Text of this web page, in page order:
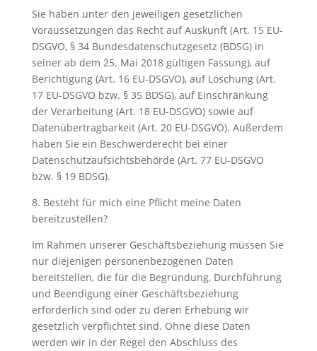
Sie haben unter den jeweiligen gesetzlichen
Voraussetzungen das Recht auf Auskunft (Art. 15 EU-
DSGVO, § 34 Bundesdatenschutzgesetz (BDSG) in
seiner ab dem 25. Mai 2018 gültigen Fassung), auf
Berichtigung (Art. 16 EU-DSGVO), auf Löschung (Art.
17 EU-DSGVO bzw. § 35 BDSG), auf Einschränkung
der Verarbeitung (Art. 18 EU-DSGVO) sowie auf
Datenübertragbarkeit (Art. 20 EU-DSGVO). Außerdem
haben Sie ein Beschwerderecht bei einer
Datenschutzaufsichtsbehörde (Art. 77 EU-DSGVO
bzw. § 19 BDSG).
8. Besteht für mich eine Pflicht meine Daten
bereitzustellen?
Im Rahmen unserer Geschäftsbeziehung müssen Sie
nur diejenigen personenbezogenen Daten
bereitstellen, die für die Begründung, Durchführung
und Beendigung einer Geschäftsbeziehung
erforderlich sind oder zu deren Erhebung wir
gesetzlich verpflichtet sind. Ohne diese Daten
werden wir in der Regel den Abschluss des